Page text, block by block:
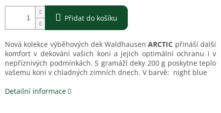
Přidat do košíku
Nová kolekce výběhových dek WaldhausenARCTIC přináší další
komfort v dekování vašich koní a jejich optimální ochranu i v
nepříznivých podmínkách. S gramáží deky 200 g poskytne teplo
vašemu koni v chladných zimních dnech. V barvě: night blue
Detailní informace